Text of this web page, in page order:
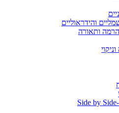
והידראוליים
הרמה ותאורה